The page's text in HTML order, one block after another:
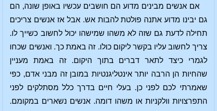
אם אנשים מבינים מדוע הם חושבים עכשיו באופן שונה, הם
גם יבינו מדוע אתנה פולטת להבות אש. אבל אז אנשים צריכים
תחילה לדעת גם שזה לא משהו שמישהו יכול לחשוב כשייך לו.
צריך לחשוב עליו בקשר ליקום כולו. זה באמת כך. ואנשים שכחו
לגמרי כיצד לתאר דברים בתוך היקום. זה באמת מעניין
שהחיות הן הרבה יותר אינטליגנטיות במובן זה מבני אדם, כפי
שאמרתי לכם לפני כן. בעלי חיים בדרך כלל מסתלקים לפני
התפרצויות וולקניות או משהו דומה. אנשים נשארים במקומם.